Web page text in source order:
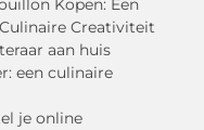
Kopen: Een
Creativiteit
aan huis
een culinaire
je online